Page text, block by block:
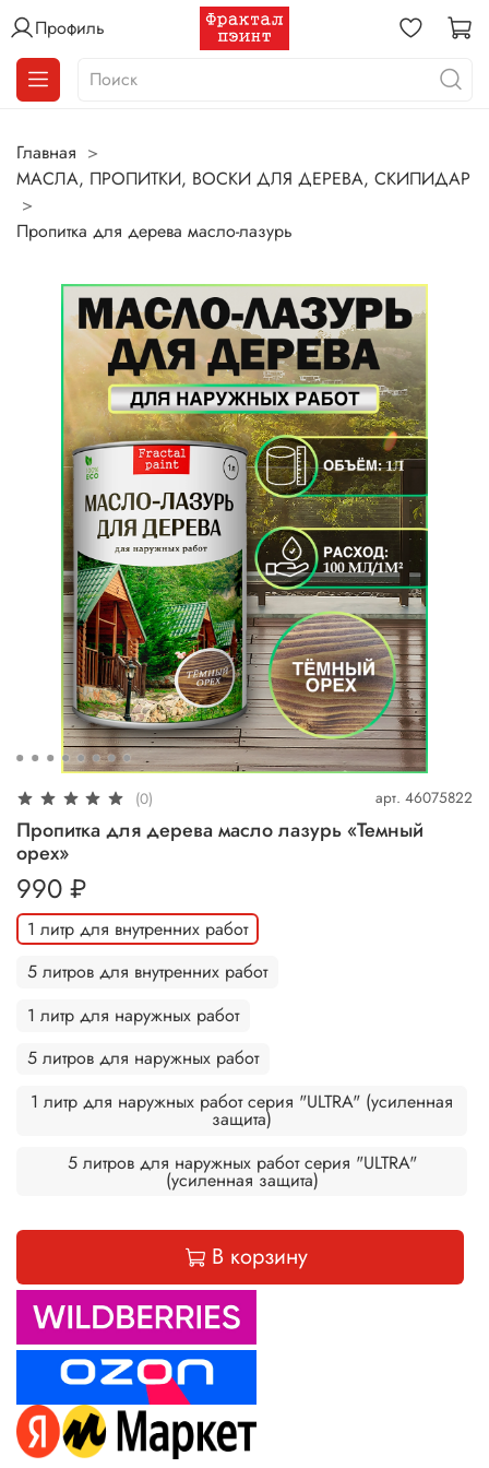
Профиль
Главная
МАСЛА, ПРОПИТКИ, ВОСКИ ДЛЯ ДЕРЕВА, СКИПИДАР
Пропитка для дерева масло-лазурь
(0) арт. 46075822
Пропитка для дерева масло лазурь «Темный
орех»
990 ₽
1 литр для внутренних работ
5 литров для внутренних работ
1 литр для наружных работ
5 литров для наружных работ
1 литр для наружных работ серия "ULTRA" (усиленная
защита)
5 литров для наружных работ серия "ULTRA"
(усиленная защита)
В корзину